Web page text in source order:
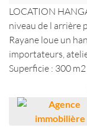
LOCATION
niveau de l arrière
Rayane loue un
importateurs,
Superficie : 300 m2